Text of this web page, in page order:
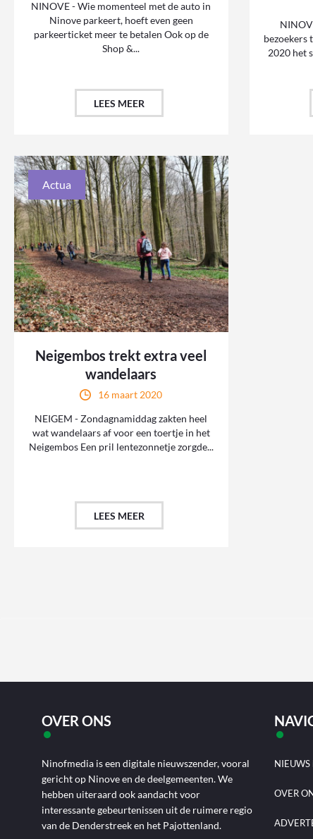
NINOVE - Wie momenteel met de auto in
Ninove parkeert, hoeft even geen
parkeerticket meer te betalen Ook op de
Shop &...
LEES MEER
bezoekers
2020 het
Actua
Neigembos trekt extra veel
wandelaars
16 maart 2020
NEIGEM - Zondagnamiddag zakten heel
wat wandelaars af voor een toertje in het
Neigembos Een pril lentezonnetje zorgde...
LEES MEER
OVER ONS
Ninofmedia is een digitale nieuwszender, vooral
gericht op Ninove en de deelgemeenten. We
hebben uiteraard ook aandacht voor
interessante gebeurtenissen uit de ruimere regio
van de Denderstreek en het Pajottenland.
OVER